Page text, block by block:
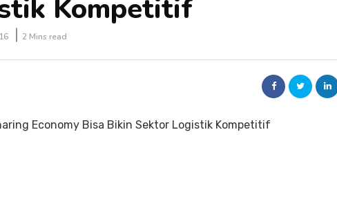
Kompetitif
2 Mins read